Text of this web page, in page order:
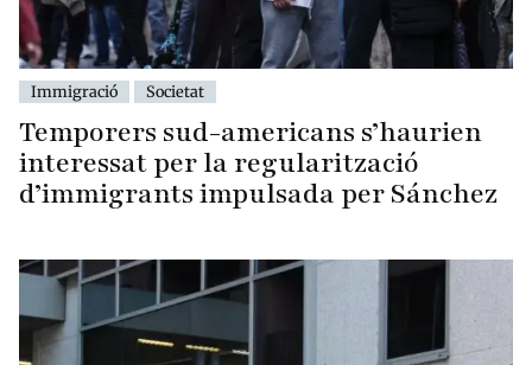
Immigració Societat
Temporers sud-americans s’haurien
interessat per la regularització
d’immigrants impulsada per Sánchez